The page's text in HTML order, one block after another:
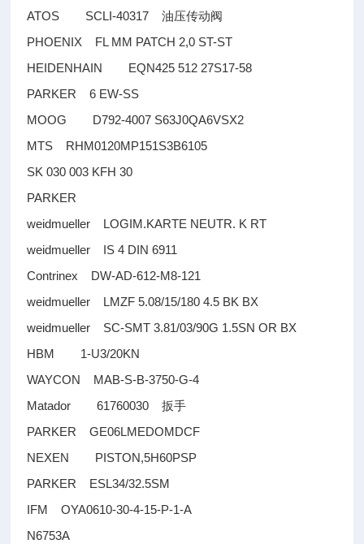
ATOS SCLI-40317油压传动阀
PHOENIX FL MM PATCH 2,0 ST-ST
HEIDENHAIN EQN425 512 27S17-58
PARKER 6 EW-SS
MOOG D792-4007 S63J0QA6VSX2
MTS RHM0120MP151S3B6105
SK 030 003 KFH 30
PARKER
weidmueller LOGIM.KARTE NEUTR. K RT
weidmueller IS 4 DIN 6911
Contrinex DW-AD-612-M8-121
weidmueller LMZF 5.08/15/180 4.5 BK BX
weidmueller SC-SMT 3.81/03/90G 1.5SN OR BX
HBM 1-U3/20KN
WAYCON MAB-S-B-3750-G-4
Matador 61760030扳手
PARKER GE06LMEDOMDCF
NEXEN PISTON,5H60PSP
PARKER ESL34/32.5SM
IFM OYA0610-30-4-15-P-1-A
N6753A